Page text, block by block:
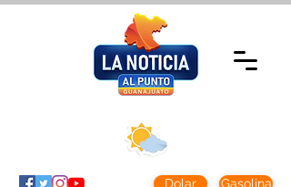
Dolar Gasolina